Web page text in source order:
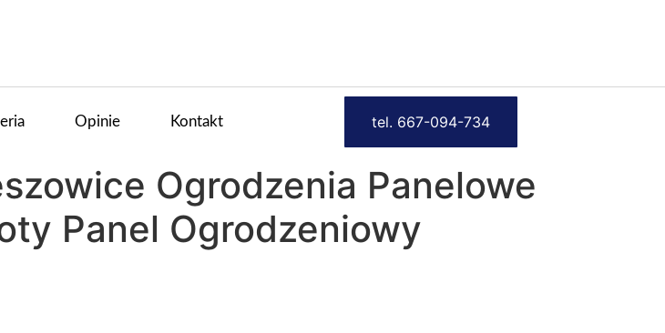
Opinie Kontakt tel. 667-094-734
Ogrodzenia Panelowe
Panel Ogrodzeniowy